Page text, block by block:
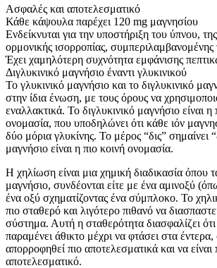
Ασφαλές και αποτελεσματικό
Κάθε κάψουλα παρέχει 120 mg μαγνησίου
Ενδείκνυται για την υποστήριξη του ύπνου,
ορμονικής ισορροπίας,
Έχει χαμηλότερη συχνότητα εμφάνισης
Διγλυκινικό μαγνήσιο έναντι γλυκινικού
Το γλυκινικό μαγνήσιο και το διγλυκινικό
στην ίδια ένωση, με τους όρους να
εναλλακτικά. Το διγλυκινικό μαγνήσιο είναι η
ονομασία, που υποδηλώνει ότι κάθε ιόν
δύο μόρια γλυκίνης. Το μέρος “δις” σημαίνει
μαγνήσιο είναι η πιο κοινή ονομασία.
Η χηλίωση είναι μια χημική διαδικασία όπου
μαγνήσιο, συνδέονται είτε με ένα αμινοξύ
ένα οξύ σχηματίζοντας ένα σύμπλοκο. Το
πιο σταθερό και λιγότερο πιθανό να
σύστημα. Αυτή η σταθερότητα διασφαλίζει
παραμένει άθικτο μέχρι να φτάσει στα
απορροφηθεί πιο αποτελεσματικά και να είναι
αποτελεσματικό.